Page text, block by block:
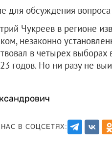
для обсуждения вопроса
Чукреев в регионе
незаконно
в четырех
годов. Но ни разу не
В СОЦСЕТЯХ: